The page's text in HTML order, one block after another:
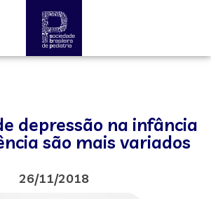
depressão na infância
são mais variados
26/11/2018